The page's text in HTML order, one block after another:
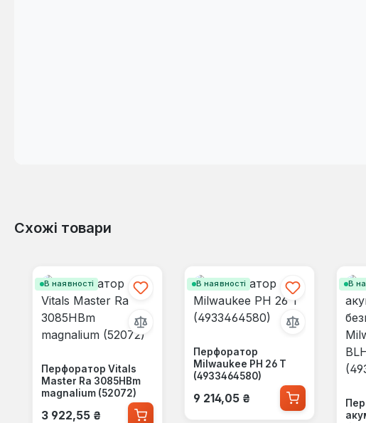
Схожі товари
В наявності
Перфоратор Vitals
Master Ra 3085HBm
magnalium (52072)
Звичайна ціна:
3 922,55 ₴
В наявності
Перфоратор
Milwaukee PH 26 T
(4933464580)
Звичайна ціна:
9 214,05 ₴
В